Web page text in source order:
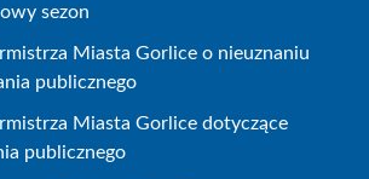
sezon
Miasta Gorlice o nieuznaniu
publicznego
Miasta Gorlice dotyczące
publicznego